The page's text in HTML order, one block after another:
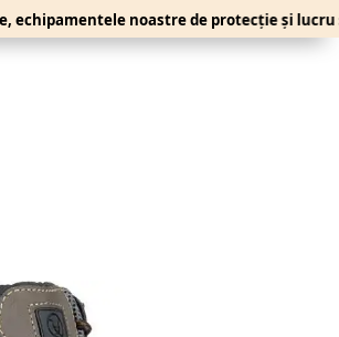
noastre de protecție și lucru se